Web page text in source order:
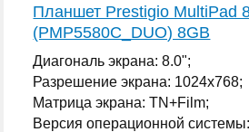
Планшет Prestigio MultiPad
(PMP5580C_DUO) 8GB
Диагональ экрана: 8.0";
Разрешение экрана: 1024x768;
Матрица экрана: TN+Film;
Версия операционной